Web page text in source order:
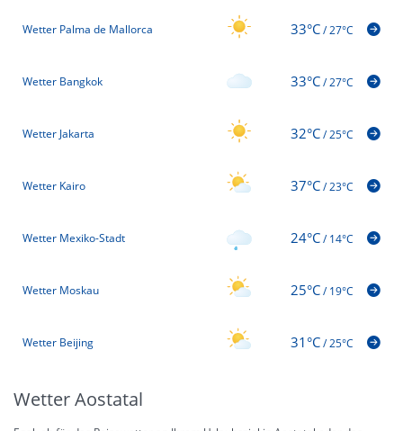
Wetter Palma de Mallorca 33°C/27°C
Wetter Bangkok 33°C/27°C
Wetter Jakarta 32°C/25°C
Wetter Kairo 37°C/23°C
Wetter Mexiko-Stadt 24°C/14°C
Wetter Moskau 25°C/19°C
Wetter Beijing 31°C/25°C
Wetter Aostatal